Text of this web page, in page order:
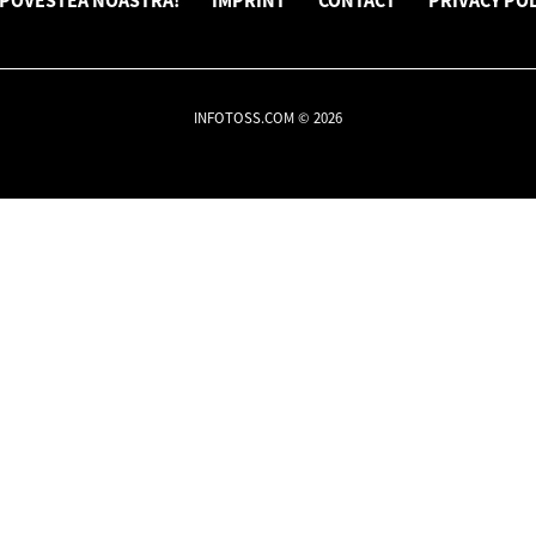
INFOTOSS.COM © 2026